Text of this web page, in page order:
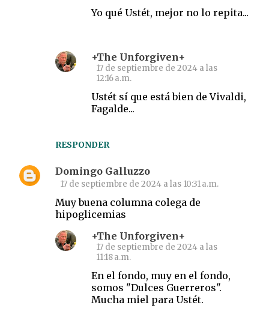
RESPONDER
Yo qué Ustét, mejor no lo repita...
+The Unforgiven+
17 de septiembre de 2024 a las
12:16 a.m.
Ustét sí que está bien de Vivaldi,
Fagalde...
Domingo Galluzzo
17 de septiembre de 2024 a las 10:31 a.m.
Muy buena columna colega de
hipoglicemias
+The Unforgiven+
17 de septiembre de 2024 a las
11:18 a.m.
En el fondo, muy en el fondo,
somos "Dulces Guerreros".
Mucha miel para Ustét.